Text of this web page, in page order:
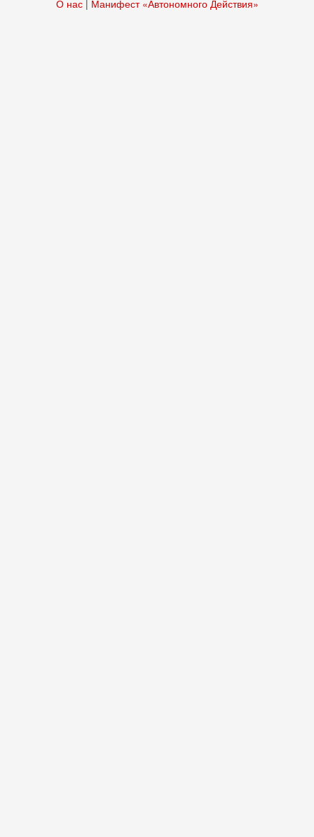
О нас| Манифест «Автономного Действия»